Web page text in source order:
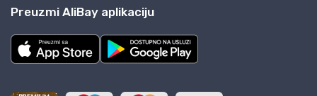
Preuzmi AliBay aplikaciju